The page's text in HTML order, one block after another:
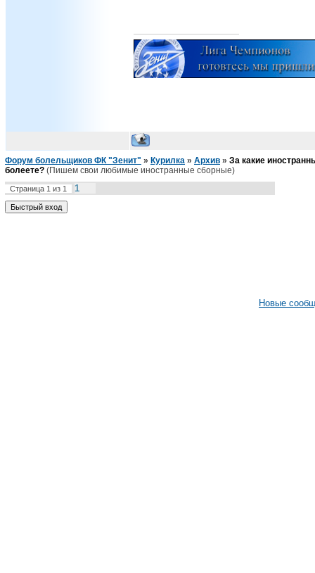
Форум болельщиков ФК "Зенит" » Курилка » Архив » За какие
болеете? (Пишем свои любимые иностранные сборные)
Страница 1 из 1 1
Новые